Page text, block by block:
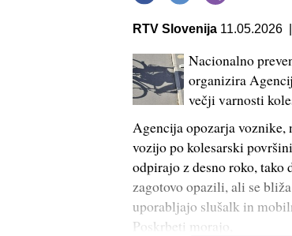
RTV Slovenija 11.05.2026
Nacionalno
organizira
večji varnosti
Agencija opozarja voznike,
vozijo po kolesarski
odpirajo z desno roko,
zagotovo opazili, ali se
uporabljajo slušalk in
Poskrbeti morajo,